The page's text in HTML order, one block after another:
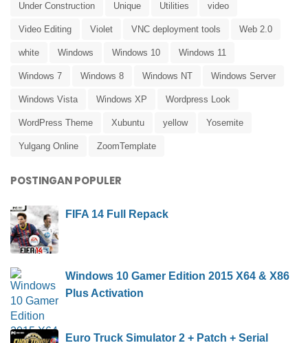
Under Construction Unique Utilities video
Video Editing Violet VNC deployment tools Web 2.0
white Windows Windows 10 Windows 11
Windows 7 Windows 8 Windows NT Windows Server
Windows Vista Windows XP Wordpress Look
WordPress Theme Xubuntu yellow Yosemite
Yulgang Online ZoomTemplate
POSTINGAN POPULER
FIFA 14 Full Repack
Windows 10 Gamer Edition 2015 X64 & X86
Plus Activation
Euro Truck Simulator 2 + Patch + Serial